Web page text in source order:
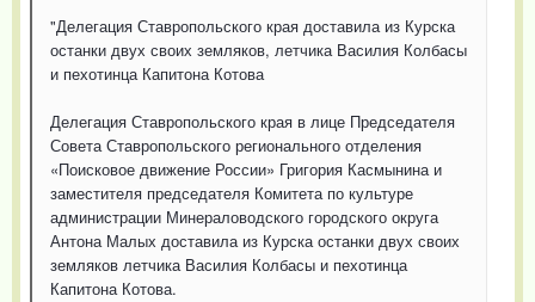
"Делегация Ставропольского края доставила из Курска
останки двух своих земляков, летчика Василия Колбасы
и пехотинца Капитона Котова
Делегация Ставропольского края в лице Председателя
Совета Ставропольского регионального отделения
«Поисковое движение России» Григория Касмынина и
заместителя председателя Комитета по культуре
администрации Минераловодского городского округа
Антона Малых доставила из Курска останки двух своих
земляков летчика Василия Колбасы и пехотинца
Капитона Котова.